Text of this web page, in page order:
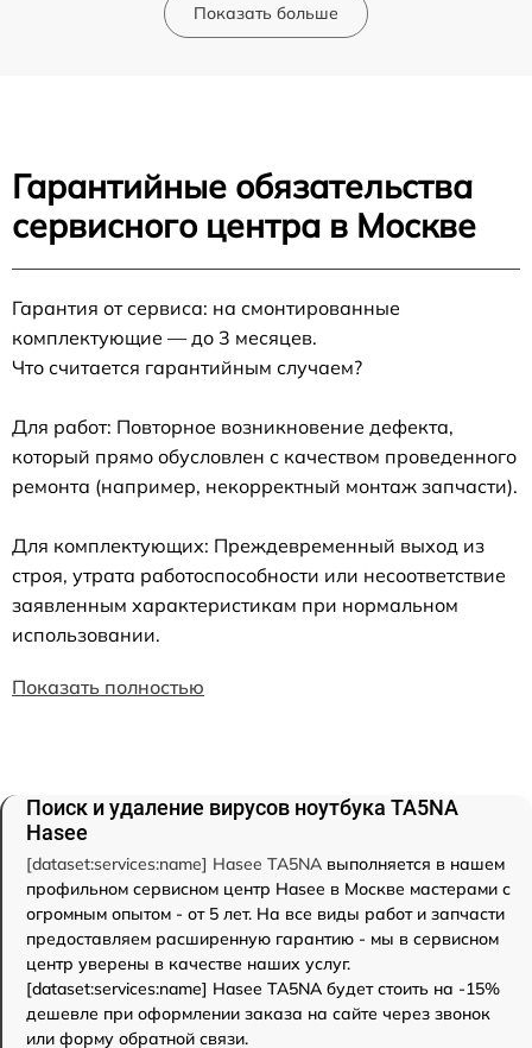
Показать больше
Гарантийные обязательства
сервисного центра в Москве
Гарантия от сервиса: на смонтированные
комплектующие — до 3 месяцев.
Что считается гарантийным случаем?
Для работ: Повторное возникновение дефекта,
который прямо обусловлен с качеством проведенного
ремонта (например, некорректный монтаж запчасти).
Для комплектующих: Преждевременный выход из
строя, утрата работоспособности или несоответствие
заявленным характеристикам при нормальном
использовании.
Показать полностью
Поиск и удаление вирусов ноутбука TA5NA
Hasee
[dataset:services:name] Hasee TA5NA выполняется в нашем
профильном сервисном центр Hasee в Москве мастерами с
огромным опытом - от 5 лет. На все виды работ и запчасти
предоставляем расширенную гарантию - мы в сервисном
центр уверены в качестве наших услуг.
[dataset:services:name] Hasee TA5NA будет стоить на -15%
дешевле при оформлении заказа на сайте через звонок
или форму обратной связи.